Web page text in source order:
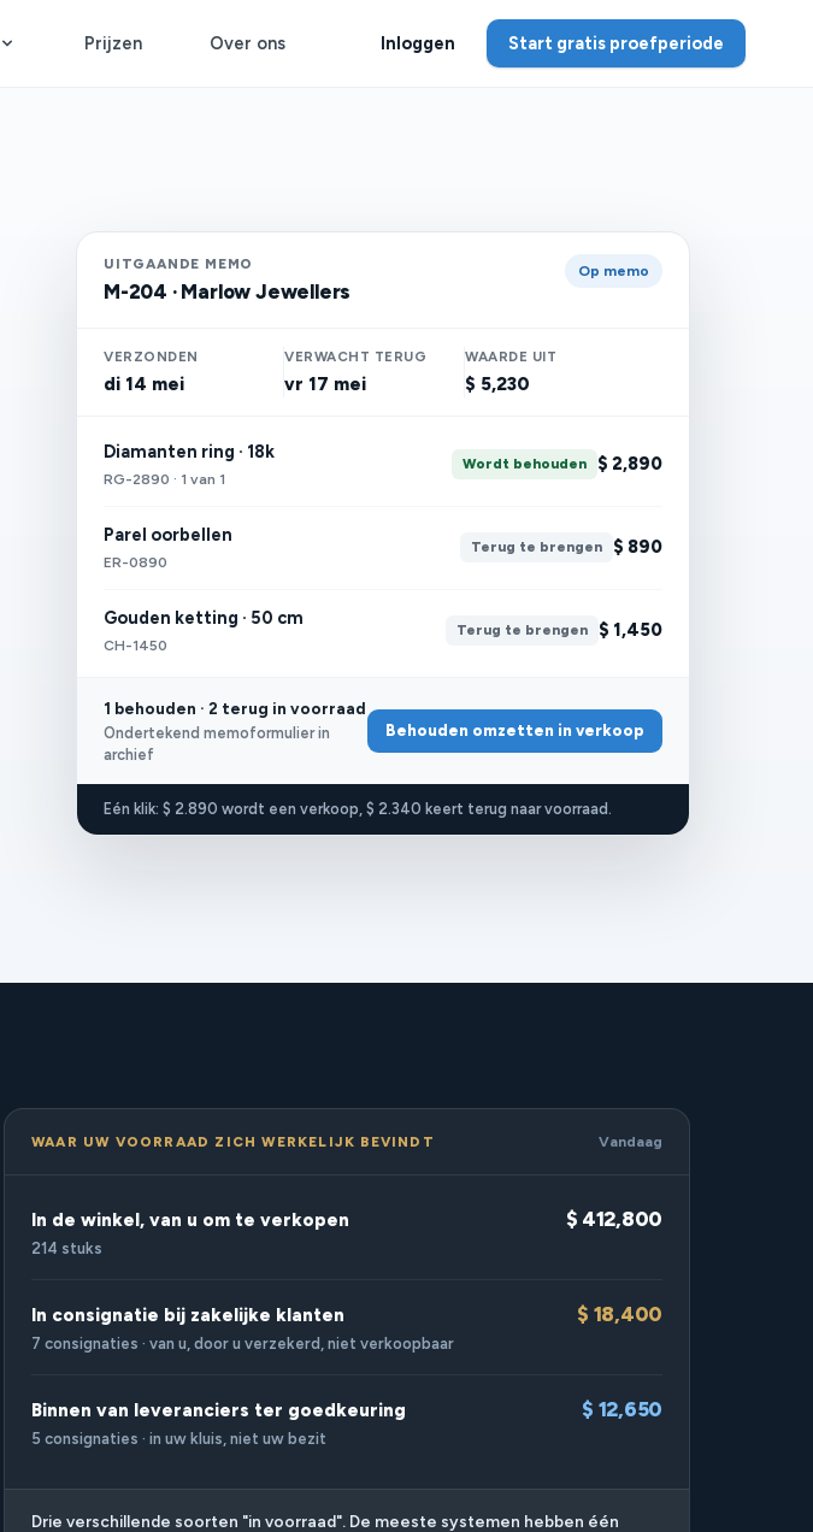
Prijzen Over ons Inloggen Start gratis proefperiode
UITGAANDE MEMO
M-204 · Marlow Jewellers
Op memo
VERZONDEN
di 14 mei
VERWACHT TERUG
vr 17 mei
WAARDE UIT
$ 5,230
Diamanten ring · 18k
RG-2890 · 1 van 1
Wordt behouden $ 2,890
Parel oorbellen
ER-0890
Terug te brengen $ 890
Gouden ketting · 50 cm
CH-1450
Terug te brengen $ 1,450
1 behouden · 2 terug in voorraad
Ondertekend memoformulier in
archief
Behouden omzetten in verkoop
Eén klik: $ 2.890 wordt een verkoop, $ 2.340 keert terug naar voorraad.
WAAR UW VOORRAAD ZICH WERKELIJK BEVINDT Vandaag
In de winkel, van u om te verkopen
214 stuks
$ 412,800
In consignatie bij zakelijke klanten
7 consignaties · van u, door u verzekerd, niet verkoopbaar
$ 18,400
Binnen van leveranciers ter goedkeuring
5 consignaties · in uw kluis, niet uw bezit
$ 12,650
Drie verschillende soorten "in voorraad". De meeste systemen hebben één